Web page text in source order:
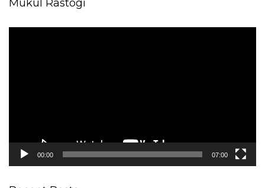
Mukul Rastogi
00:00 07:00